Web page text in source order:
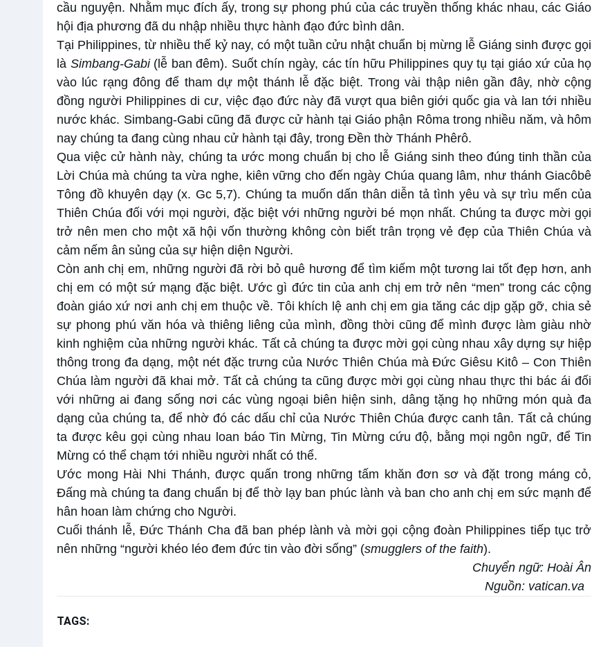
cầu nguyện. Nhằm mục đích ấy, trong sự phong phú của các truyền thống khác nhau, các Giáo
hội địa phương đã du nhập nhiều thực hành đạo đức bình dân.
Tại Philippines, từ nhiều thế kỷ nay, có một tuần cửu nhật chuẩn bị mừng lễ Giáng sinh được gọi
là Simbang-Gabi(lễ ban đêm). Suốt chín ngày, các tín hữu Philippines quy tụ tại giáo xứ của họ
vào lúc rạng đông để tham dự một thánh lễ đặc biệt. Trong vài thập niên gần đây, nhờ cộng
đồng người Philippines di cư, việc đạo đức này đã vượt qua biên giới quốc gia và lan tới nhiều
nước khác. Simbang-Gabi cũng đã được cử hành tại Giáo phận Rôma trong nhiều năm, và hôm
nay chúng ta đang cùng nhau cử hành tại đây, trong Đền thờ Thánh Phêrô.
Qua việc cử hành này, chúng ta ước mong chuẩn bị cho lễ Giáng sinh theo đúng tinh thần của
Lời Chúa mà chúng ta vừa nghe, kiên vững cho đến ngày Chúa quang lâm, như thánh Giacôbê
Tông đồ khuyên dạy (x. Gc 5,7). Chúng ta muốn dấn thân diễn tả tình yêu và sự trìu mến của
Thiên Chúa đối với mọi người, đặc biệt với những người bé mọn nhất. Chúng ta được mời gọi
trở nên men cho một xã hội vốn thường không còn biết trân trọng vẻ đẹp của Thiên Chúa và
cảm nếm ân sủng của sự hiện diện Người.
Còn anh chị em, những người đã rời bỏ quê hương để tìm kiếm một tương lai tốt đẹp hơn, anh
chị em có một sứ mạng đặc biệt. Ước gì đức tin của anh chị em trở nên “men” trong các cộng
đoàn giáo xứ nơi anh chị em thuộc về. Tôi khích lệ anh chị em gia tăng các dịp gặp gỡ, chia sẻ
sự phong phú văn hóa và thiêng liêng của mình, đồng thời cũng để mình được làm giàu nhờ
kinh nghiệm của những người khác. Tất cả chúng ta được mời gọi cùng nhau xây dựng sự hiệp
thông trong đa dạng, một nét đặc trưng của Nước Thiên Chúa mà Đức Giêsu Kitô – Con Thiên
Chúa làm người đã khai mở. Tất cả chúng ta cũng được mời gọi cùng nhau thực thi bác ái đối
với những ai đang sống nơi các vùng ngoại biên hiện sinh, dâng tặng họ những món quà đa
dạng của chúng ta, để nhờ đó các dấu chỉ của Nước Thiên Chúa được canh tân. Tất cả chúng
ta được kêu gọi cùng nhau loan báo Tin Mừng, Tin Mừng cứu độ, bằng mọi ngôn ngữ, để Tin
Mừng có thể chạm tới nhiều người nhất có thể.
Ước mong Hài Nhi Thánh, được quấn trong những tấm khăn đơn sơ và đặt trong máng cỏ,
Đấng mà chúng ta đang chuẩn bị để thờ lạy ban phúc lành và ban cho anh chị em sức mạnh để
hân hoan làm chứng cho Người.
Cuối thánh lễ, Đức Thánh Cha đã ban phép lành và mời gọi cộng đoàn Philippines tiếp tục trở
nên những “người khéo léo đem đức tin vào đời sống” (smugglers of the faith).
Chuyển ngữ: Hoài Ân
Nguồn: vatican.va
TAGS: